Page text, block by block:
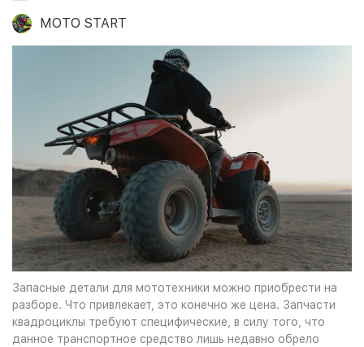
MOTO START
Запасные детали для мототехники можно приобрести на
разборе. Что привлекает, это конечно же цена. Запчасти
квадроциклы требуют специфические, в силу того, что
данное транспортное средство лишь недавно обрело